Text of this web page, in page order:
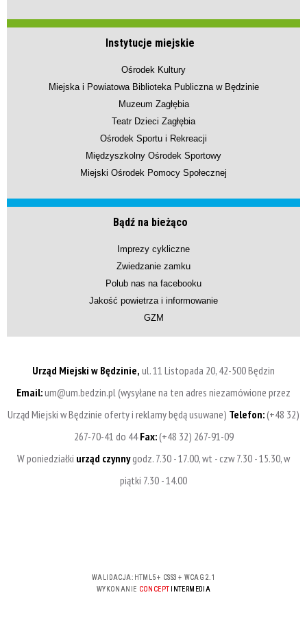
Instytucje miejskie
Ośrodek Kultury
Miejska i Powiatowa Biblioteka Publiczna w Będzinie
Muzeum Zagłębia
Teatr Dzieci Zagłębia
Ośrodek Sportu i Rekreacji
Międzyszkolny Ośrodek Sportowy
Miejski Ośrodek Pomocy Społecznej
Bądź na bieżąco
Imprezy cykliczne
Zwiedzanie zamku
Polub nas na facebooku
Jakość powietrza i informowanie
GZM
Urząd Miejski w Będzinie, ul. 11 Listopada 20, 42-500 Będzin
Email:um@um.bedzin.pl (wysyłane na ten adres niezamówione przez
Urząd Miejski w Będzinie oferty i reklamy będą usuwane) Telefon:(+48 32)
267-70-41 do 44Fax:(+48 32) 267-91-09
W poniedziałki urząd czynnygodz. 7.30 - 17.00, wt - czw 7.30 - 15.30, w
piątki 7.30 - 14.00
WALIDACJA: HTML5+ CSS3 + WCAG 2.1
WYKONANIE CONCEPT INTERMEDIA